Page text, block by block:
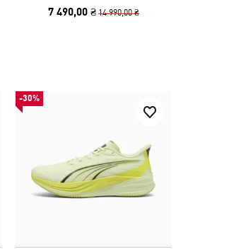
7 490,00 ₴ 14 990,00 ₴
-30%